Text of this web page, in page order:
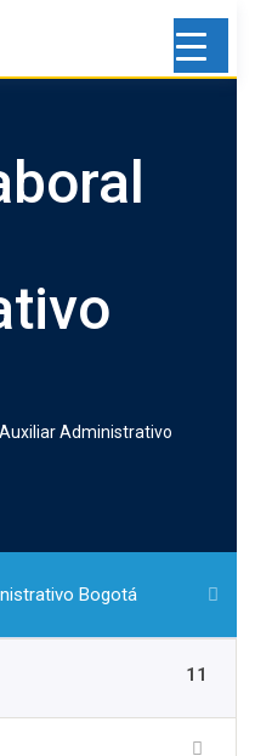
Administrativo
Bogotá
11
Les
reportes
imágenes
de que
son
Si
Style Alert